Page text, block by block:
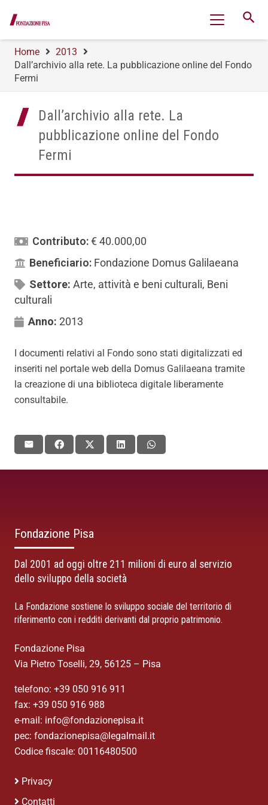
search
Home
2013
Dall’archivio alla rete. La pubblicazione online del Fondo
Fermi
Dall’archivio alla rete. La
pubblicazione online del Fondo
Fermi
Contributo:€ 40.000,00
Beneficiario: Fondazione Domus Galilaeana
Settore: Arte, attività e beni culturali, Beni
culturali
Anno: 2013
I documenti relativi al Fondo sono stati digitalizzati ed
inseriti nel portale web della Domus Galilaeana tramite
la creazione di una biblioteca digitale liberamente
consultabile.
Fondazione Pisa
Dal 2001 ad oggi oltre 211 milioni di euro al servizio
dello sviluppo della società
La Fondazione sostiene lo sviluppo sociale del territorio di
riferimento con i redditi derivanti dal proprio patrimonio.
Fondazione Pisa
Via Pietro Toselli, 29, 56125 – Pisa
telefono: +39 050 916 911
fax: +39 050 916 988
e-mail: info@fondazionepisa.it
pec: fondazionepisa@legalmail.it
Codice fiscale: 00116480500
Privacy
Contatti